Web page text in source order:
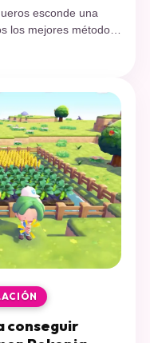
esconde una
los mejores métodos
conseguir
al siguiente
se han lanzado
conseguir